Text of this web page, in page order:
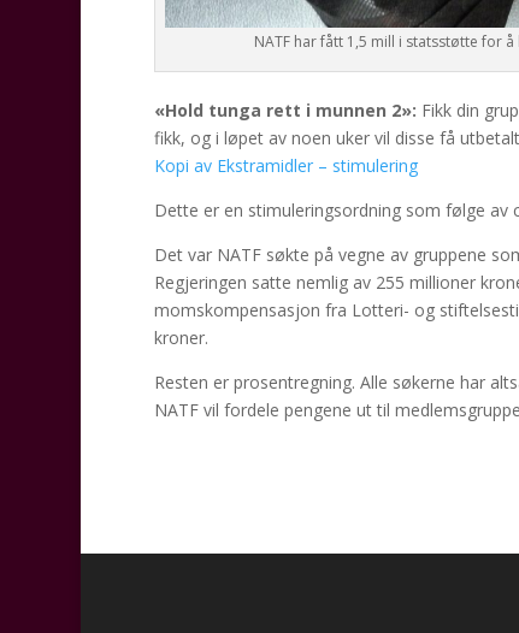
NATF har fått 1,5 mill i statsstøtte for
«Hold tunga rett i munnen 2»: Fikk din
fikk, og i løpet av noen uker vil disse få
Kopi av Ekstramidler – stimulering
Dette er en stimuleringsordning som følge av
Det var NATF søkte på vegne av gruppene
Regjeringen satte nemlig av 255 millioner
momskompensasjon fra Lotteri- og
kroner.
Resten er prosentregning. Alle søkerne har
NATF vil fordele pengene ut til